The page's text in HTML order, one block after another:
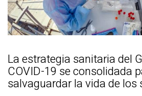
La estrategia sanitaria del
COVID-19 se consolidada
salvaguardar la vida de los